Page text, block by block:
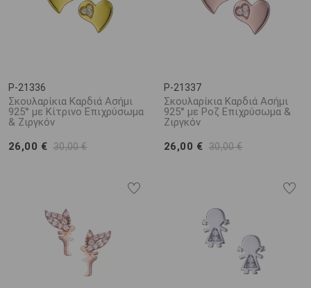
P-21336
Σκουλαρίκια Καρδιά Ασήμι
925° με Κίτρινο Επιχρύσωμα
& Ζιργκόν
26,00 € 30,00 €
P-21337
Σκουλαρίκια Καρδιά Ασήμι
925° με Ροζ Επιχρύσωμα &
Ζιργκόν
26,00 € 30,00 €